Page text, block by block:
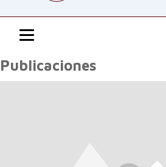
Publicaciones